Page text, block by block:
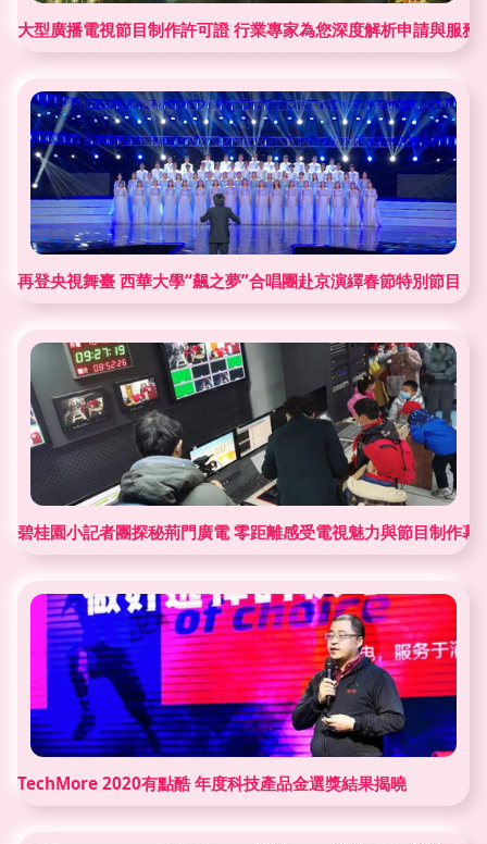
大型廣播電視節目制作許可證 行業專家為您深度解析申請與服務
再登央視舞臺 西華大學“飆之夢”合唱團赴京演繹春節特別節目
碧桂園小記者團探秘荊門廣電 零距離感受電視魅力與節目制作幕
TechMore 2020有點酷 年度科技產品金選獎結果揭曉